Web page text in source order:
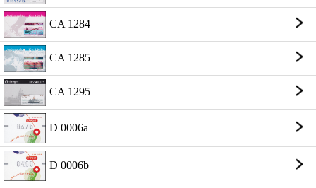
CA 1284
CA 1285
CA 1295
D 0006a
D 0006b